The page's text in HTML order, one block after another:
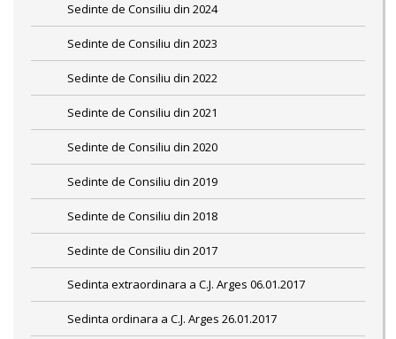
Sedinte de Consiliu din 2024
Sedinte de Consiliu din 2023
Sedinte de Consiliu din 2022
Sedinte de Consiliu din 2021
Sedinte de Consiliu din 2020
Sedinte de Consiliu din 2019
Sedinte de Consiliu din 2018
Sedinte de Consiliu din 2017
Sedinta extraordinara a C.J. Arges 06.01.2017
Sedinta ordinara a C.J. Arges 26.01.2017